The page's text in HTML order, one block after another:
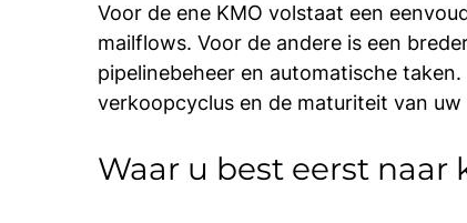
Voor de ene KMO volstaat een
mailflows. Voor de andere is een
pipelinebeheer en automatische
verkoopcyclus en de maturiteit van uw
Waar u best eerst naar